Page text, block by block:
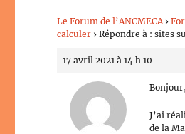
Le Forum de l’ANCMECA ›
calculer › Répondre à : sites
17 avril 2021 à 14 h 10
Bonjour,
J’ai
de la